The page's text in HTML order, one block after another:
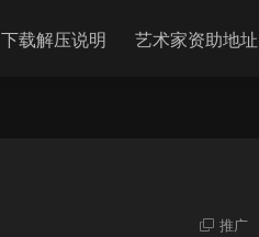
下载解压说明 艺术家资助地址
推广